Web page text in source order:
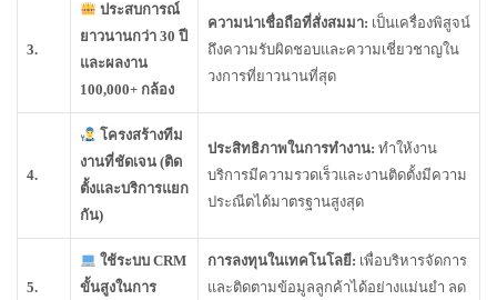
3.
ประสบการณ์
ยาวนานกว่า 30 ปี
และผลงาน
100,000+ กล้อง
ความน่าเชื่อถือที่สั่งสมมา: เป็นเครื่องพิสูจน์
ถึงความรับผิดชอบและความเชี่ยวชาญใน
วงการที่ยาวนานที่สุด
4.
โครงสร้างทีม
งานที่ชัดเจน (ติด
ตั้งและบริการแยก
กัน)
ประสิทธิภาพในการทำงาน: ทำให้งาน
บริการมีความรวดเร็วและงานติดตั้งมีความ
ประณีตได้มาตรฐานสูงสุด
5.
ใช้ระบบ CRM
ขั้นสูงในการ
การลงทุนในเทคโนโลยี: เพื่อบริหารจัดการ
และติดตามข้อมูลลูกค้าได้อย่างแม่นยำ ลด